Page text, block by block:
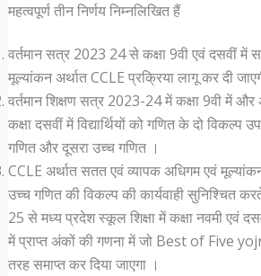
महत्वपूर्ण तीन निर्णय निम्नलिखित हैं
वर्तमान सत्र 2023 24 से कक्षा 9वी एवं दसवीं में
मूल्यांकन अर्थात CCLE प्रक्रिया लागू कर दी
वर्तमान शिक्षण सत्र 2023-24 में कक्षा 9वी में
कक्षा दसवीं में विद्यार्थियों को गणित के दो विकल्प
गणित और दूसरा उच्च गणित ।
CCLE अर्थात सतत एवं व्यापक अधिगम एवं
उच्च गणित की विकल्प की कार्यवाही सुनिश्चित
25 से मध्य प्रदेश स्कूल शिक्षा में कक्षा नवमी एवं दसवीं
में प्राप्त अंकों की गणना में जो Best of Five
तरह समाप्त कर दिया जाएगा ।